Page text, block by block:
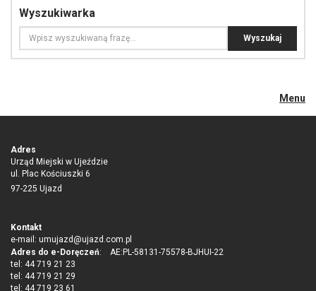
Wyszukiwarka
Menu
Adres
Urząd Miejski w Ujeździe
ul. Plac Kościuszki 6
97-225 Ujazd
Kontakt
e-mail: umujazd@ujazd.com.pl
Adres do e-Doręczeń: AE:PL-58131-75578-BJHUI-22
tel: 44 719 21 23
tel: 44 719 21 29
tel: 44 719 23 61